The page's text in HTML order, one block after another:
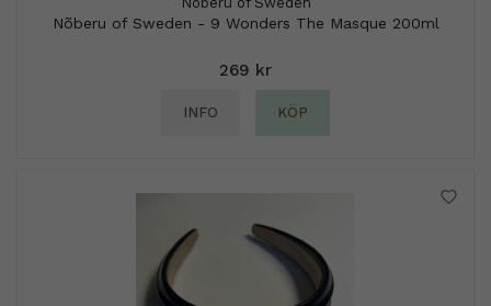
Nõberu of Sweden - 9 Wonders The Masque 200ml
269 kr
INFO KÖP